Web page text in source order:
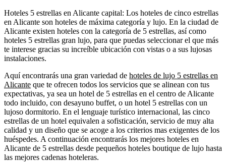
Hoteles 5 estrellas en Alicante capital: Los hoteles de cinco estrellas
en Alicante son hoteles de máxima categoría y lujo. En la ciudad de
Alicante existen hoteles con la categoría de 5 estrellas, así como
hoteles 5 estrellas gran lujo, para que puedas seleccionar el que más
te interese gracias su increíble ubicación con vistas o a sus lujosas
instalaciones.
Aquí encontrarás una gran variedad de hoteles de lujo 5 estrellas en
Alicante que te ofrecen todos los servicios que se alinean con tus
expectativas, ya sea un hotel de 5 estrellas en el centro de Alicante
todo incluido, con desayuno buffet, o un hotel 5 estrellas con un
lujoso dormitorio. En el lenguaje turístico internacional, las cinco
estrellas de un hotel equivalen a sofisticación, servicio de muy alta
calidad y un diseño que se acoge a los criterios mas exigentes de los
huéspedes. A continuación encontrarás los mejores hoteles en
Alicante de 5 estrellas desde pequeños hoteles boutique de lujo hasta
las mejores cadenas hoteleras.